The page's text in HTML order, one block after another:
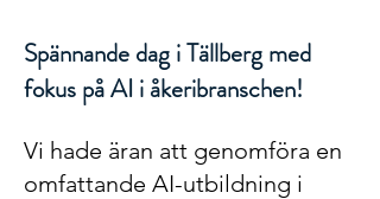
Spännande dag i Tällberg med
fokus på AI i åkeribranschen!
Vi hade äran att genomföra en
omfattande AI-utbildning i